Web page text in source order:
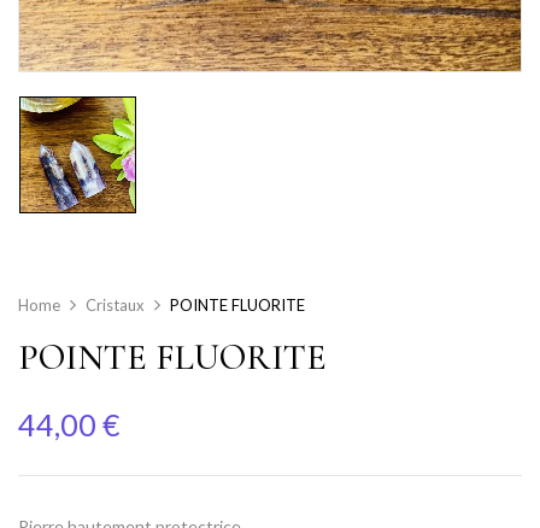
Home Cristaux POINTE FLUORITE
POINTE FLUORITE
44,00 €